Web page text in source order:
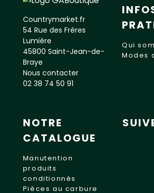
Countrymarket.fr
54 Rue des Frères
Lumière
45800 Saint-Jean-de-
Braye
Nous contacter
02 38 74 50 91
Qui
Modes
NOTRE
CATALOGUE
Manutention
produits
conditionnés
Pièces au carbure